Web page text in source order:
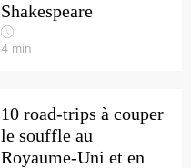
Shakespeare
4 min
10 road-trips à couper
le souffle au
Royaume-Uni et en